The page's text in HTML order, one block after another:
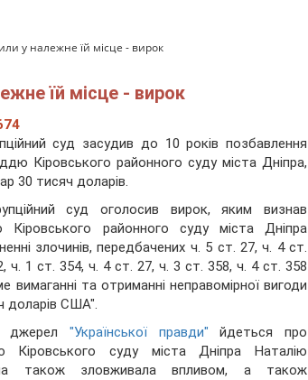
у належне їй місце - вирок
їй місце - вирок
суд засудив до 10 років позбавлення
Кіровського районного суду міста Дніпра,
30 тисяч доларів.
суд оголосив вирок, яким визнав
районного суду міста Дніпра
злочинів, передбачених ч. 5 ст. 27, ч. 4 ст.
ч. 1 ст. 354, ч. 4 ст. 27, ч. 3 ст. 358, ч. 4 ст. 358
вимаганні та отриманні неправомірної вигоди
доларів США".
джерел "Української правди" йдеться про
суду міста Дніпра Наталію
також зловживала впливом, а також